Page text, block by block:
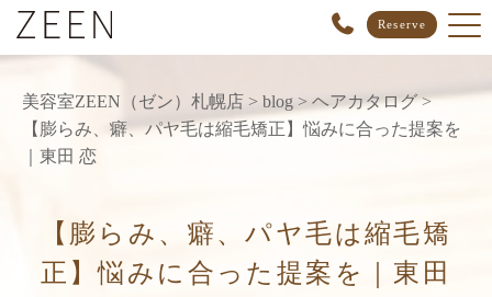
Reserve
美容室ZEEN（ゼン）札幌店 > blog > ヘアカタログ>
【膨らみ、癖、パヤ毛は縮毛矯正】悩みに合った提案を
｜東田 恋
【膨らみ、癖、パヤ毛は縮毛矯
正】悩みに合った提案を｜東田